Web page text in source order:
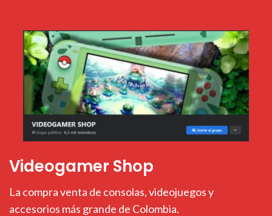
Videogamer Shop
La compra venta de consolas, videojuegos y
accesorios más grande de Colombia.